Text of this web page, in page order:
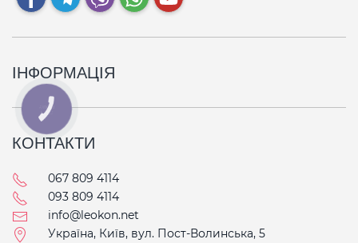
ІНФОРМАЦІЯ
КОНТАКТИ
067 809 4114
093 809 4114
info@leokon.net
Україна, Київ, вул. Пост-Волинська, 5
КНОПКА
СВЯЗИ